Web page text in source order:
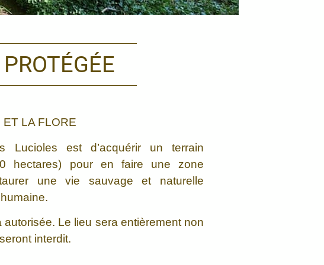
LA FLORE
Lucioles est d’acquérir un terrain
hectares) pour en faire une zone
une vie sauvage et naturelle
autorisée. Le lieu sera entièrement non
interdit.